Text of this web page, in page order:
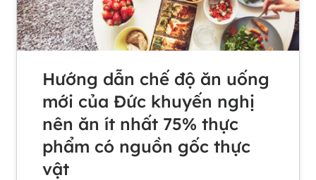
Hướng dẫn chế độ ăn uống
mới của Đức khuyến nghị
nên ăn ít nhất 75% thực
phẩm có nguồn gốc thực
vật